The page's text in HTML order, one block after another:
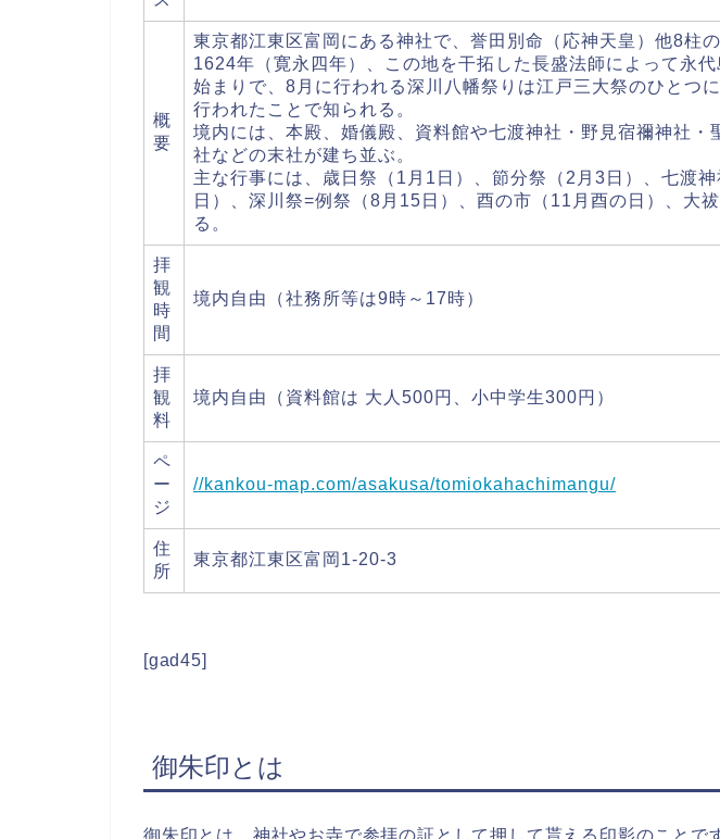
概
要
東京都江東区富岡にある神社で、誉田別命（応神天皇）他8柱の
1624年（寛永四年）、この地を干拓した長盛法師によって永
始まりで、8月に行われる深川八幡祭りは江戸三大祭のひとつ
行われたことで知られる。
境内には、本殿、婚儀殿、資料館や七渡神社・野見宿禰神社・
社などの末社が建ち並ぶ。
主な行事には、歳日祭（1月1日）、節分祭（2月3日）、七渡
日）、深川祭=例祭（8月15日）、酉の市（11月酉の日）、大
る。
拝
観
時
間
境内自由（社務所等は9時～17時）
拝
観
料
境内自由（資料館は 大人500円、小中学生300円）
ペ
ー
ジ
//kankou-map.com/asakusa/tomiokahachimangu/
住
所
東京都江東区富岡1-20-3
[gad45]
御朱印とは
御朱印とは、神社やお寺で参拝の証として押して貰える印影のことで